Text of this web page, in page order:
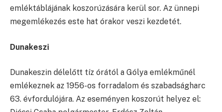
emléktáblájának koszorúzására kerül sor. Az ünnepi
megemlékezés este hat órakor veszi kezdetét.
Dunakeszi
Dunakeszin délelőtt tíz órától a Gólya emlékműnél
emlékeznek az 1956-os forradalom és szabadságharc
63. évfordulójára. Az eseményen koszorút helyez el: